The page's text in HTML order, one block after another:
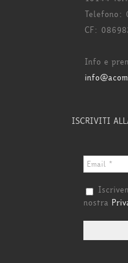
Telefono:
CF:
Info e
ISCRIVITI
nostra